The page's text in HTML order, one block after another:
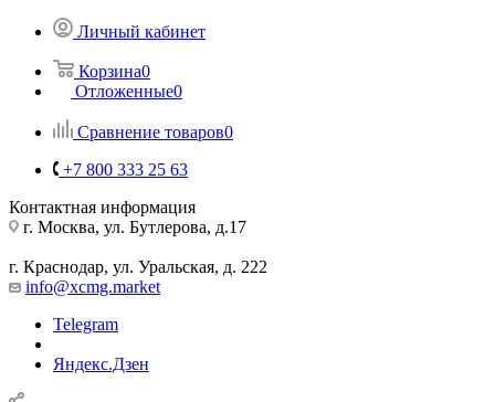
Личный кабинет
Корзина0
Отложенные0
Сравнение товаров0
+7 800 333 25 63
Контактная информация
г. Москва, ул. Бутлерова, д.17
г. Краснодар, ул. Уральская, д. 222
info@xcmg.market
Telegram
Яндекс.Дзен